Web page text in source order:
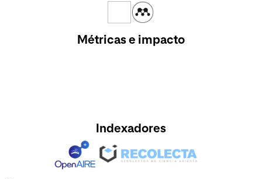
Métricas e impacto
Indexadores